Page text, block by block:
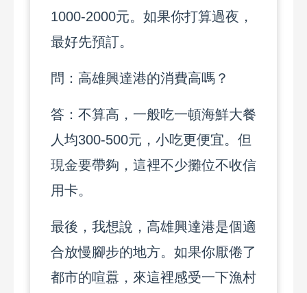
1000-2000元。如果你打算過夜，
最好先預訂。
問：高雄興達港的消費高嗎？
答：不算高，一般吃一頓海鮮大餐
人均300-500元，小吃更便宜。但
現金要帶夠，這裡不少攤位不收信
用卡。
最後，我想說，高雄興達港是個適
合放慢腳步的地方。如果你厭倦了
都市的喧囂，來這裡感受一下漁村